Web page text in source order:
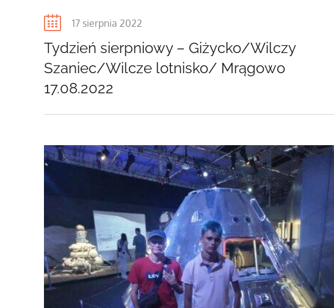
Posted
17 sierpnia 2022
Tydzień sierpniowy – Giżycko/Wilczy
Szaniec/Wilcze lotnisko/ Mrągowo
17.08.2022